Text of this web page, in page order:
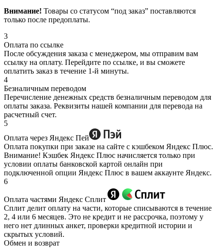
Внимание! Товары со статусом “под заказ” поставляются
только после предоплаты.
3
Оплата по ссылке
После обсуждения заказа с менеджером, мы отправим вам
ссылку на оплату. Перейдите по ссылке, и вы сможете
оплатить заказ в течение 1-й минуты.
4
Безналичным переводом
Перечисление денежных средств безналичным переводом для
оплаты заказа. Реквизиты нашей компании для перевода на
расчетный счет.
5
Оплата через Яндекс Пей
Оплата покупки при заказе на сайте с кэшбеком Яндекс Плюс.
Внимание! Кэшбек Яндекс Плюс начисляется только при
условии оплаты банковской картой онлайн при
подключенной опции Яндекс Плюс в вашем аккаунте Яндекс.
6
Оплата частями Яндекс Сплит
Сплит делит оплату на части, которые списываются в течение
2, 4 или 6 месяцев. Это не кредит и не рассрочка, поэтому у
него нет длинных анкет, проверки кредитной истории и
скрытых условий.
Обмен и возврат